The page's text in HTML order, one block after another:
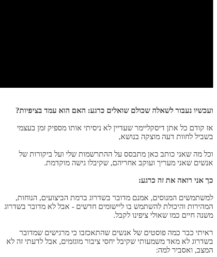
ועכשיו נעבור לשאלה שכולם שואלים כרגע: האם הוא עמד בציפיות?
אז קודם כל אתן דיסקליימר שעדיין לא ניסיתי אותו מספיק זמן בעצמי
בשביל לחוות דעה מוצקה בנושא,
וכל מה שאני כותב כאן מתבסס על ההתרשמות שלי ועל ביקורות של
אנשים שאני מעריך ועוקב אחריהם, שקיבלו גישה מוקדמת.
כך אני רואה את זה כרגע:
למשתמשים המנוסים, אמנם מדובר בשדרוג ברמת הביצועים, הנוחות,
המהירות והיכולת להשתמש בו ליישומים חדשים - אבל לא מדובר בשדרוג
משנה חיים כמו שאולי ציפינו לקבל.
ראיתי כבר כמה פוסטים של אנשים שהתאכזבו כי מרגישים שמדובר
בשדרוג לא מאד משמעותי שקיבל יחסי ציבור מוגזמים, אבל לדעתי זה לא
המצב, ואסביר למה: